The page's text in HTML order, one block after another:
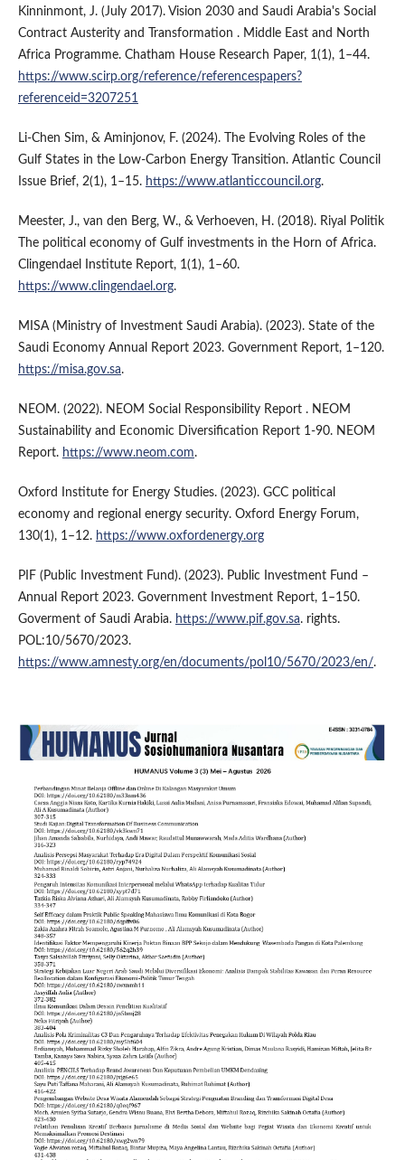
Kinninmont, J. (July 2017). Vision 2030 and Saudi Arabia's Social
Contract Austerity and Transformation . Middle East and North
Africa Programme. Chatham House Research Paper, 1(1), 1–44.
https://www.scirp.org/reference/referencespapers?
referenceid=3207251
Li-Chen Sim, & Aminjonov, F. (2024). The Evolving Roles of the
Gulf States in the Low-Carbon Energy Transition. Atlantic Council
Issue Brief, 2(1), 1–15. https://www.atlanticcouncil.org.
Meester, J., van den Berg, W., & Verhoeven, H. (2018). Riyal Politik
The political economy of Gulf investments in the Horn of Africa.
Clingendael Institute Report, 1(1), 1–60.
https://www.clingendael.org.
MISA (Ministry of Investment Saudi Arabia). (2023). State of the
Saudi Economy Annual Report 2023. Government Report, 1–120.
https://misa.gov.sa.
NEOM. (2022). NEOM Social Responsibility Report . NEOM
Sustainability and Economic Diversification Report 1-90. NEOM
Report. https://www.neom.com.
Oxford Institute for Energy Studies. (2023). GCC political
economy and regional energy security. Oxford Energy Forum,
130(1), 1–12. https://www.oxfordenergy.org
PIF (Public Investment Fund). (2023). Public Investment Fund –
Annual Report 2023. Government Investment Report, 1–150.
Goverment of Saudi Arabia. https://www.pif.gov.sa. rights.
POL:10/5670/2023.
https://www.amnesty.org/en/documents/pol10/5670/2023/en/.